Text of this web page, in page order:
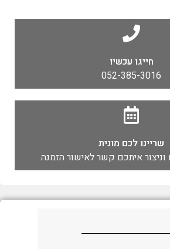
חייגו עכשיו
052-385-3016
שריינו לכם מונית
איתכם קשר לאישור הזמנה.